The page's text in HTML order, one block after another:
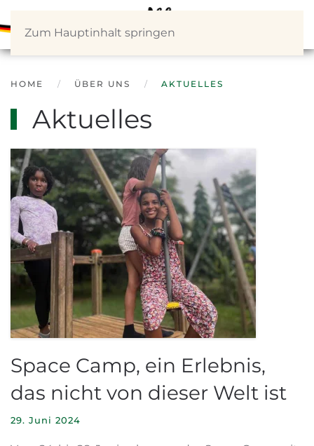
Zum Hauptinhalt springen
HOME ÜBER UNS AKTUELLES
Aktuelles
Space Camp, ein Erlebnis,
das nicht von dieser Welt ist
29. Juni 2024